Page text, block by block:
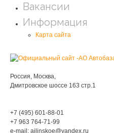
Вакансии
Информация
Карта сайта
Россия, Москва,
Дмитровское шоссе 163 стр.1
+7 (495) 601-88-01
+7 963 764-71-99
e-mail: ailinskoe@yandex.ru